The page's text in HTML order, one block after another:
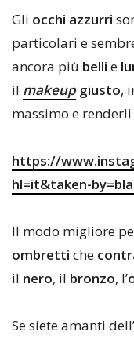
Gli occhi azzurri
particolari e
ancora più belli e
il makeup giusto,
massimo e renderli
https://
hl=it&taken-
Il modo migliore
ombretti che
il nero, il bronzo, l’
Se siete amanti dell’